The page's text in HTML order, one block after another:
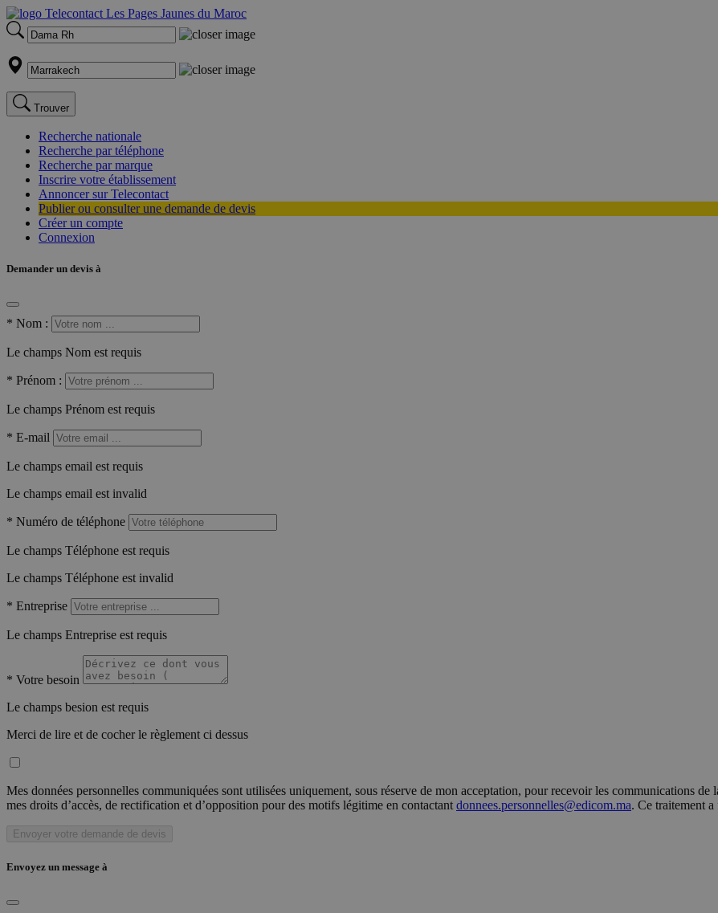
Trouver
Recherche nationale
Recherche par téléphone
Recherche par marque
Inscrire votre établissement
Annoncer sur Telecontact
Publier ou consulter une demande de devis
Créer un compte
Connexion
Demander un devis à
* Nom :
Le champs Nom est requis
* Prénom :
Le champs Prénom est requis
* E-mail
Le champs email est requis
Le champs email est invalid
* Numéro de téléphone
Le champs Téléphone est requis
Le champs Téléphone est invalid
* Entreprise
Le champs Entreprise est requis
* Votre besoin
Le champs besion est requis
Merci de lire et de cocher le règlement ci dessus
Mes données personnelles communiquées sont utilisées uniquement, sous réserve de mon acceptation, pour recevoir les communications
mes droits d’accès, de rectification et d’opposition pour des motifs légitime en contactant donnees.personnelles@edicom.ma. Ce traitement
Envoyer votre demande de devis
Envoyez un message à